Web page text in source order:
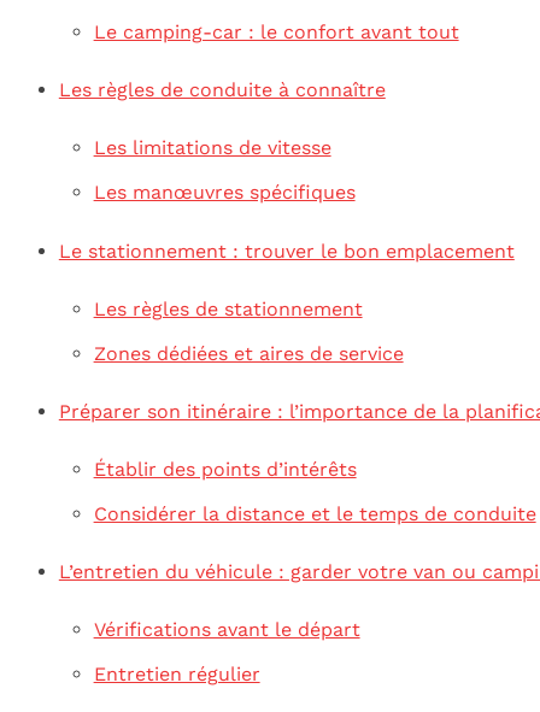
Le camping-car : le confort avant tout
Les règles de conduite à connaître
Les limitations de vitesse
Les manœuvres spécifiques
Le stationnement : trouver le bon emplacement
Les règles de stationnement
Zones dédiées et aires de service
Préparer son itinéraire : l’importance de la
Établir des points d’intérêts
Considérer la distance et le temps de conduite
L’entretien du véhicule : garder votre van ou
Vérifications avant le départ
Entretien régulier